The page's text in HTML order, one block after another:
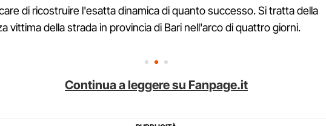
di ricostruire l'esatta dinamica di quanto successo. Si tratta della
vittima della strada in provincia di Bari nell'arco di quattro giorni.
Continua a leggere su Fanpage.it